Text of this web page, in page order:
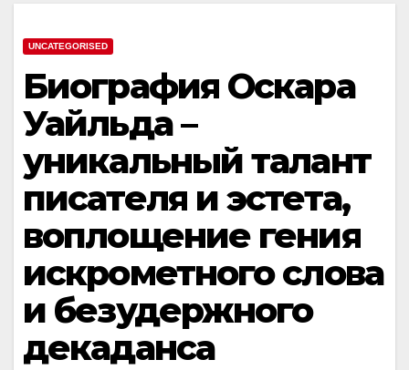
UNCATEGORISED
Биография Оскара
Уайльда –
уникальный талант
писателя и эстета,
воплощение гения
искрометного слова
и безудержного
декаданса